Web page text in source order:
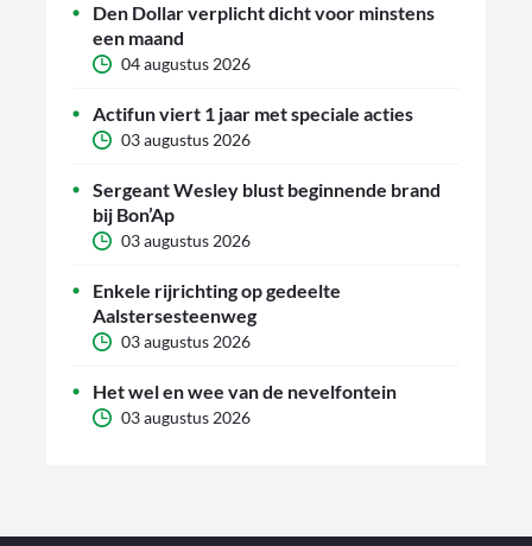
Den Dollar verplicht dicht voor minstens
een maand
04 augustus 2026
Actifun viert 1 jaar met speciale acties
03 augustus 2026
Sergeant Wesley blust beginnende brand
bij Bon’Ap
03 augustus 2026
Enkele rijrichting op gedeelte
Aalstersesteenweg
03 augustus 2026
Het wel en wee van de nevelfontein
03 augustus 2026